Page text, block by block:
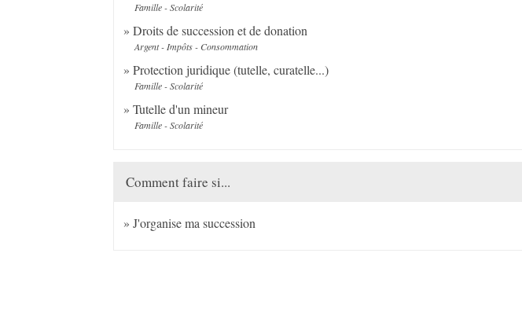
Famille - Scolarité
Droits de succession et de donation
Argent - Impôts - Consommation
Protection juridique (tutelle, curatelle...)
Famille - Scolarité
Tutelle d'un mineur
Famille - Scolarité
Comment faire si...
J'organise ma succession